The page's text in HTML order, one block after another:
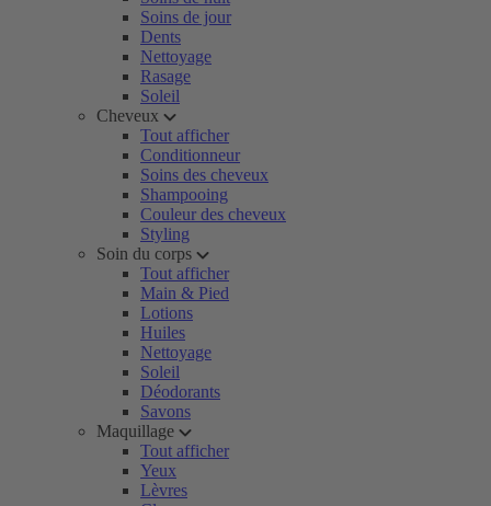
Soins de jour
Dents
Nettoyage
Rasage
Soleil
Cheveux
Tout afficher
Conditionneur
Soins des cheveux
Shampooing
Couleur des cheveux
Styling
Soin du corps
Tout afficher
Main & Pied
Lotions
Huiles
Nettoyage
Soleil
Déodorants
Savons
Maquillage
Tout afficher
Yeux
Lèvres